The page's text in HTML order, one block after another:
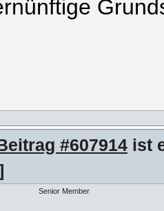
#607914 ist
Senior Member